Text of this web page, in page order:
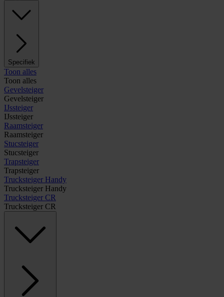
Specifiek
Toon alles
Toon alles
Gevelsteiger
Gevelsteiger
IJssteiger
IJssteiger
Raamsteiger
Raamsteiger
Stucsteiger
Stucsteiger
Trapsteiger
Trapsteiger
Trucksteiger Handy
Trucksteiger Handy
Trucksteiger CR
Trucksteiger CR